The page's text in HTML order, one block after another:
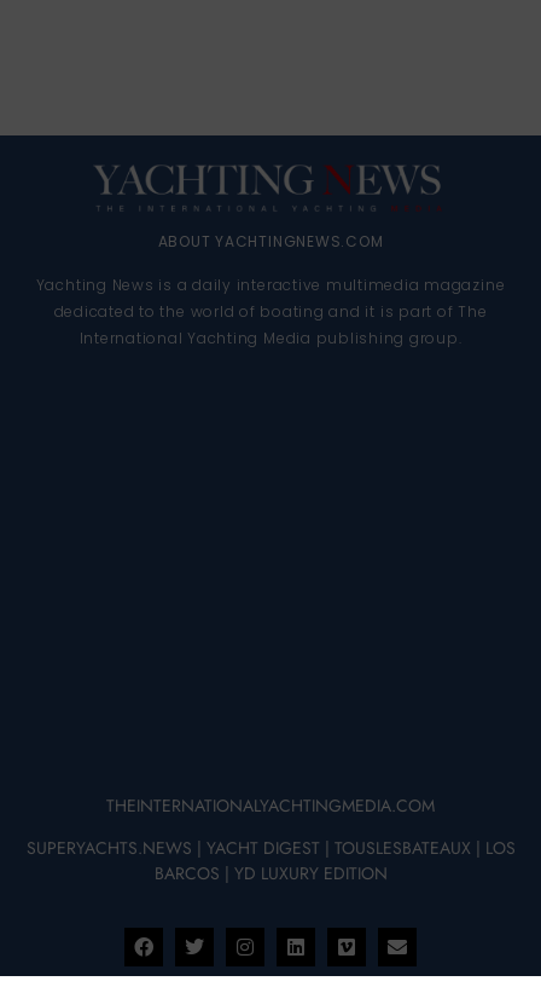
ABOUT YACHTINGNEWS.COM
Yachting News is a daily interactive multimedia magazine
dedicated to the world of boating and it is part of The
International Yachting Media publishing group.
THEINTERNATIONALYACHTINGMEDIA.COM
SUPERYACHTS.NEWS | YACHT DIGEST | TOUSLESBATEAUX | LOS
BARCOS | YD LUXURY EDITION